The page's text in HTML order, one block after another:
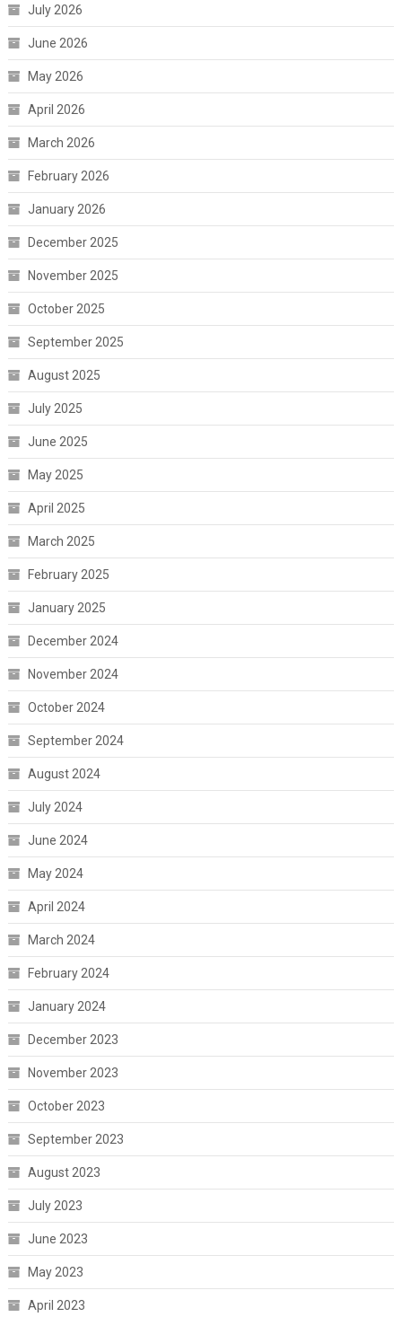
July 2026
June 2026
May 2026
April 2026
March 2026
February 2026
January 2026
December 2025
November 2025
October 2025
September 2025
August 2025
July 2025
June 2025
May 2025
April 2025
March 2025
February 2025
January 2025
December 2024
November 2024
October 2024
September 2024
August 2024
July 2024
June 2024
May 2024
April 2024
March 2024
February 2024
January 2024
December 2023
November 2023
October 2023
September 2023
August 2023
July 2023
June 2023
May 2023
April 2023